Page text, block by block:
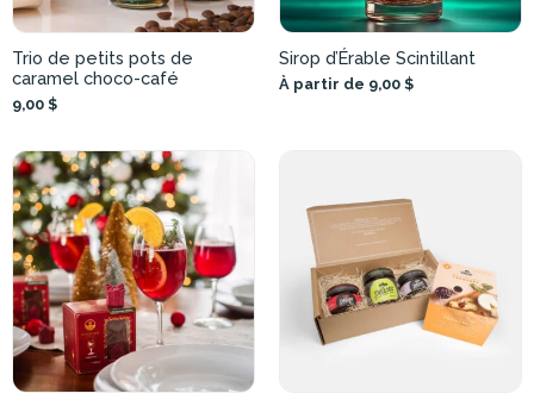
Trio de petits pots de
caramel choco-café
9,00 $
Sirop d’Érable Scintillant
À partir de 9,00 $